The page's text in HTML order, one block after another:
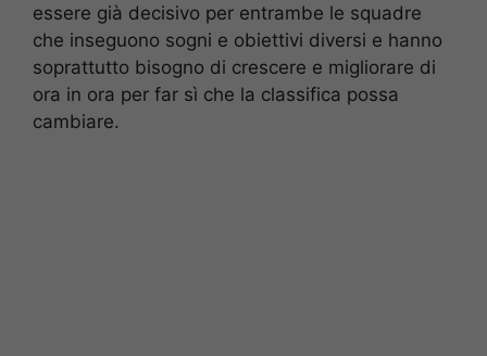
essere già decisivo per entrambe le squadre
che inseguono sogni e obiettivi diversi e hanno
soprattutto bisogno di crescere e migliorare di
ora in ora per far sì che la classifica possa
cambiare.